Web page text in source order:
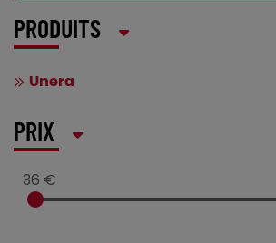
PRODUITS
Unera
PRIX
36 €